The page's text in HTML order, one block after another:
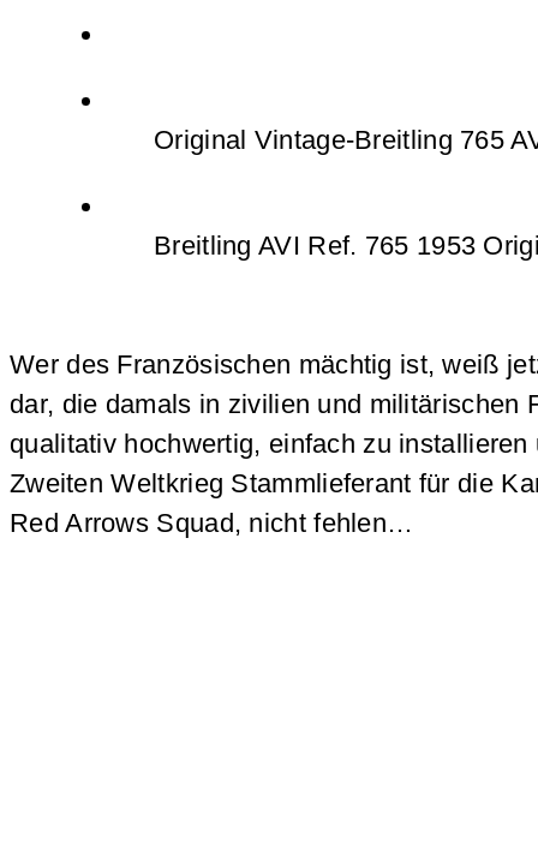
Original Vintage-Breitling 765
Breitling AVI Ref. 765 1953
Wer des Französischen mächtig ist, weiß
dar, die damals in zivilien und
qualitativ hochwertig, einfach zu
Zweiten Weltkrieg Stammlieferant für die
Red Arrows Squad, nicht fehlen…